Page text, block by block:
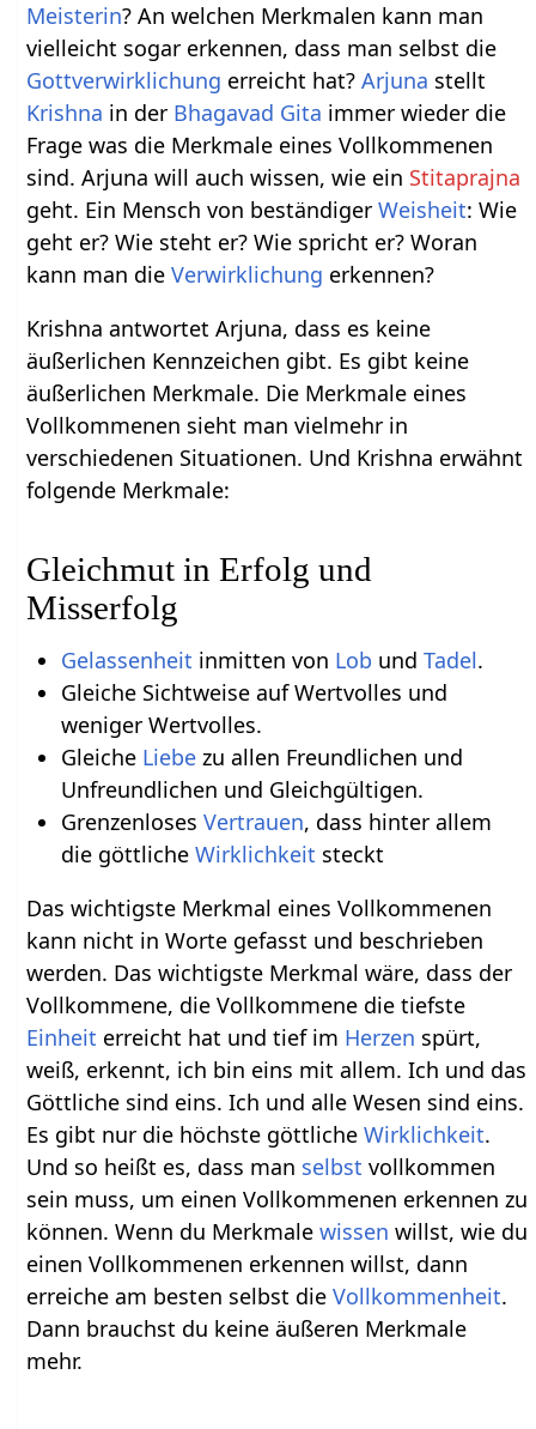
Meisterin? An welchen Merkmalen kann man
vielleicht sogar erkennen, dass man selbst die
Gottverwirklichung erreicht hat?Arjuna stellt
Krishna in der Bhagavad Gita immer wieder die
Frage was die Merkmale eines Vollkommenen
sind. Arjuna will auch wissen, wie ein Stitaprajna
geht. Ein Mensch von beständigerWeisheit: Wie
geht er? Wie steht er? Wie spricht er? Woran
kann man dieVerwirklichung erkennen?
Krishna antwortet Arjuna, dass es keine
äußerlichen Kennzeichen gibt. Es gibt keine
äußerlichen Merkmale. Die Merkmale eines
Vollkommenen sieht man vielmehr in
verschiedenen Situationen. Und Krishna erwähnt
folgende Merkmale:
Gleichmut in Erfolg und
Misserfolg
Gelassenheit inmitten von Lob und Tadel.
Gleiche Sichtweise auf Wertvolles und
weniger Wertvolles.
Gleiche Liebezu allen Freundlichen und
Unfreundlichen und Gleichgültigen.
Grenzenloses Vertrauen, dass hinter allem
die göttliche Wirklichkeit steckt
Das wichtigste Merkmal eines Vollkommenen
kann nicht in Worte gefasst und beschrieben
werden. Das wichtigste Merkmal wäre, dass der
Vollkommene, die Vollkommene die tiefste
Einheit erreicht hat und tief im Herzen spürt,
weiß, erkennt, ich bin eins mit allem. Ich und das
Göttliche sind eins. Ich und alle Wesen sind eins.
Es gibt nur die höchste göttlicheWirklichkeit.
Und so heißt es, dass man selbst vollkommen
sein muss, um einen Vollkommenen erkennen zu
können. Wenn du Merkmalewissen willst, wie du
einen Vollkommenen erkennen willst, dann
erreiche am besten selbst dieVollkommenheit.
Dann brauchst du keine äußeren Merkmale
mehr.